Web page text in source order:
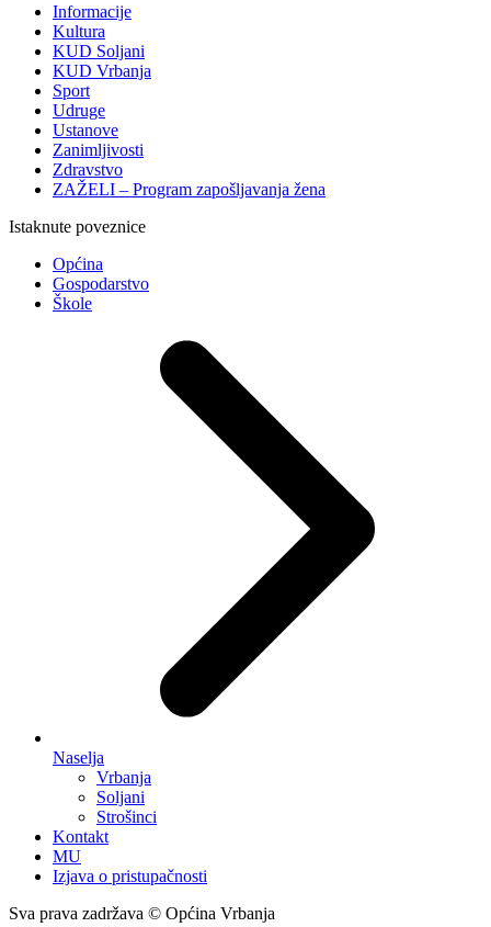
Informacije
Kultura
KUD Soljani
KUD Vrbanja
Sport
Udruge
Ustanove
Zanimljivosti
Zdravstvo
ZAŽELI – Program zapošljavanja žena
Istaknute poveznice
Općina
Gospodarstvo
Škole
Naselja
Vrbanja
Soljani
Strošinci
Kontakt
MU
Izjava o pristupačnosti
Sva prava zadržava © Općina Vrbanja